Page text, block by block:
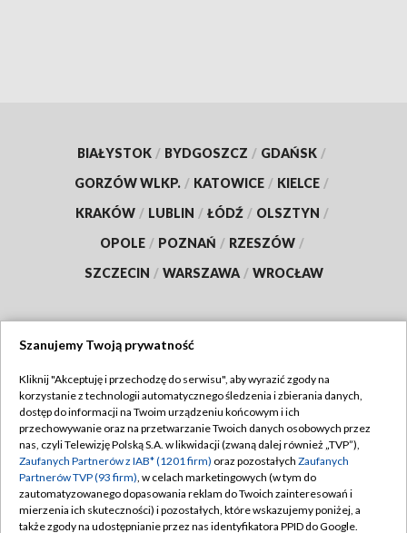
BIAŁYSTOK / BYDGOSZCZ / GDAŃSK /
GORZÓW WLKP. / KATOWICE / KIELCE /
KRAKÓW / LUBLIN / ŁÓDŹ / OLSZTYN /
OPOLE / POZNAŃ / RZESZÓW /
SZCZECIN / WARSZAWA / WROCŁAW
TVP
Abonament TVP
Emisja w TVP
Centrum informacji TVP
Naziemna Telewizja Cyfrowa
Regulamin TVP
Polityka prywatności
Moje zgody
Pomoc
Szanujemy Twoją prywatność
Kliknij "Akceptuję i przechodzę do serwisu", aby wyrazić zgody na
korzystanie z technologii automatycznego śledzenia i zbierania danych,
dostęp do informacji na Twoim urządzeniu końcowym i ich
przechowywanie oraz na przetwarzanie Twoich danych osobowych przez
nas, czyli Telewizję Polską S.A. w likwidacji (zwaną dalej również „TVP”),
Zaufanych Partnerów z IAB* (1201 firm) oraz pozostałych Zaufanych
Partnerów TVP (93 firm), w celach marketingowych (w tym do
zautomatyzowanego dopasowania reklam do Twoich zainteresowań i
mierzenia ich skuteczności) i pozostałych, które wskazujemy poniżej, a
także zgody na udostępnianie przez nas identyfikatora PPID do Google.